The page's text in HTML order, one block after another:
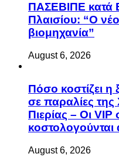
ΠΑΣΕΒΙΠΕ κατά
Πλαισίου: “Ο
βιομηχανία”
August 6, 2026
Πόσο κοστίζει
σε παραλίες της
Πιερίας – Οι VIP
August 6, 2026